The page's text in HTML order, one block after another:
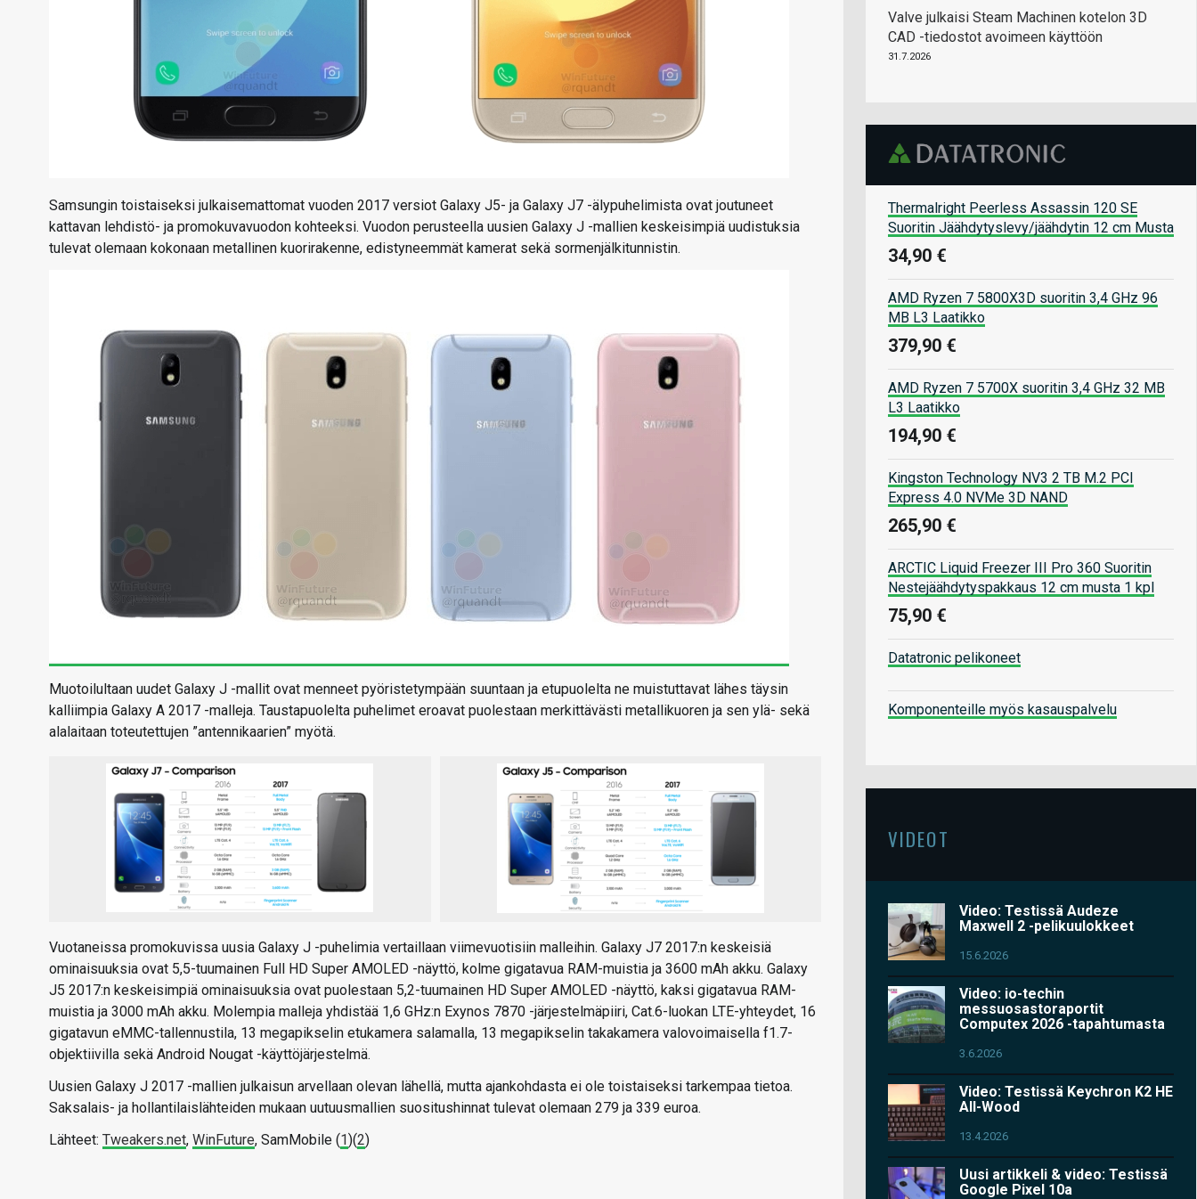
Samsungin toistaiseksi julkaisemattomat vuoden 2017 versiot Galaxy J5- ja Galaxy J7 -älypuhelimista ovat joutuneet
kattavan lehdistö- ja promokuvavuodon kohteeksi. Vuodon perusteella uusien Galaxy J -mallien keskeisimpiä uudistuksia
tulevat olemaan kokonaan metallinen kuorirakenne, edistyneemmät kamerat sekä sormenjälkitunnistin.
Muotoilultaan uudet Galaxy J -mallit ovat menneet pyöristetympään suuntaan ja etupuolelta ne muistuttavat lähes täysin
kalliimpia Galaxy A 2017 -malleja. Taustapuolelta puhelimet eroavat puolestaan merkittävästi metallikuoren ja sen ylä- sekä
alalaitaan toteutettujen ”antennikaarien” myötä.
Vuotaneissa promokuvissa uusia Galaxy J -puhelimia vertaillaan viimevuotisiin malleihin. Galaxy J7 2017:n keskeisiä
ominaisuuksia ovat 5,5-tuumainen Full HD Super AMOLED -näyttö, kolme gigatavua RAM-muistia ja 3600 mAh akku. Galaxy
J5 2017:n keskeisimpiä ominaisuuksia ovat puolestaan 5,2-tuumainen HD Super AMOLED -näyttö, kaksi gigatavua RAM-
muistia ja 3000 mAh akku. Molempia malleja yhdistää 1,6 GHz:n Exynos 7870 -järjestelmäpiiri, Cat.6-luokan LTE-yhteydet, 16
gigatavun eMMC-tallennustila, 13 megapikselin etukamera salamalla, 13 megapikselin takakamera valovoimaisella f1.7-
objektiivilla sekä Android Nougat -käyttöjärjestelmä.
Uusien Galaxy J 2017 -mallien julkaisun arvellaan olevan lähellä, mutta ajankohdasta ei ole toistaiseksi tarkempaa tietoa.
Saksalais- ja hollantilaislähteiden mukaan uutuusmallien suositushinnat tulevat olemaan 279 ja 339 euroa.
Lähteet: Tweakers.net, WinFuture, SamMobile (1)(2)
Valve julkaisi Steam Machinen kotelon 3D
CAD -tiedostot avoimeen käyttöön
31.7.2026
Thermalright Peerless Assassin 120 SE
Suoritin Jäähdytyslevy/jäähdytin 12 cm Musta
34,90 €
AMD Ryzen 7 5800X3D suoritin 3,4 GHz 96
MB L3 Laatikko
379,90 €
AMD Ryzen 7 5700X suoritin 3,4 GHz 32 MB
L3 Laatikko
194,90 €
Kingston Technology NV3 2 TB M.2 PCI
Express 4.0 NVMe 3D NAND
265,90 €
ARCTIC Liquid Freezer III Pro 360 Suoritin
Nestejäähdytyspakkaus 12 cm musta 1 kpl
75,90 €
Datatronic pelikoneet
Komponenteille myös kasauspalvelu
VIDEOT
Video: Testissä Audeze
Maxwell 2 -pelikuulokkeet
15.6.2026
Video: io-techin
messuosastoraportit
Computex 2026 -tapahtumasta
3.6.2026
Video: Testissä Keychron K2 HE
All-Wood
13.4.2026
Uusi artikkeli & video: Testissä
Google Pixel 10a